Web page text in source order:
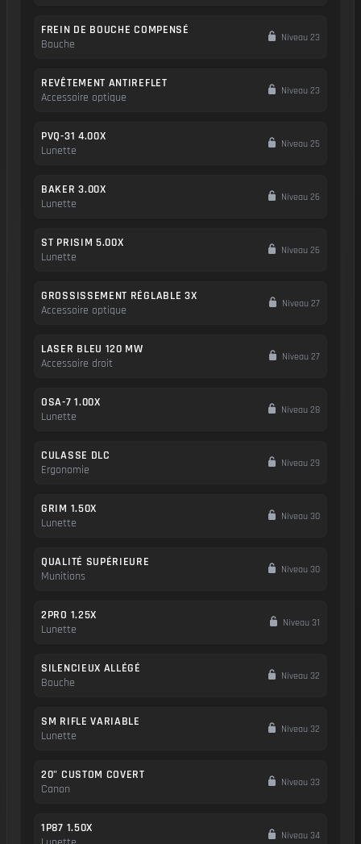
FREIN DE BOUCHE COMPENSÉ
Bouche
Niveau 23
REVÊTEMENT ANTIREFLET
Accessoire optique
Niveau 23
PVQ-31 4.00X
Lunette
Niveau 25
BAKER 3.00X
Lunette
Niveau 26
ST PRISIM 5.00X
Lunette
Niveau 26
GROSSISSEMENT RÉGLABLE 3X
Accessoire optique
Niveau 27
LASER BLEU 120 MW
Accessoire droit
Niveau 27
OSA-7 1.00X
Lunette
Niveau 28
CULASSE DLC
Ergonomie
Niveau 29
GRIM 1.50X
Lunette
Niveau 30
QUALITÉ SUPÉRIEURE
Munitions
Niveau 30
2PRO 1.25X
Lunette
Niveau 31
SILENCIEUX ALLÉGÉ
Bouche
Niveau 32
SM RIFLE VARIABLE
Lunette
Niveau 32
20" CUSTOM COVERT
Canon
Niveau 33
1P87 1.50X
Niveau 34